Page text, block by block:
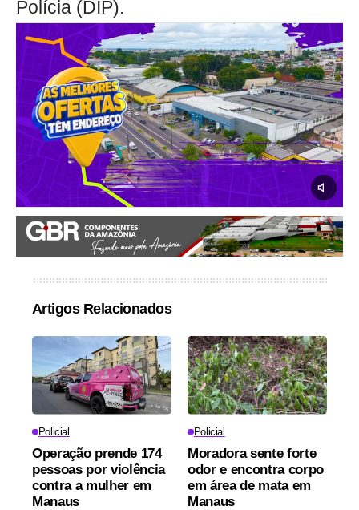
Polícia (DIP).
Artigos Relacionados
Policial
Operação prende 174
pessoas por violência
contra a mulher em
Manaus
Policial
Moradora sente forte
odor e encontra corpo
em área de mata em
Manaus